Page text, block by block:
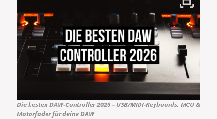
Die besten DAW-Controller 2026 – USB/MIDI-Keyboards, MCU &
Motorfader für deine DAW